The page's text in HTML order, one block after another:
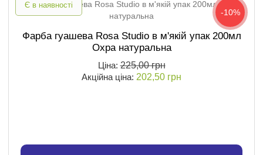
Є в наявності
-10%
Фарба гуашева Rosa Studio в м'якій упак 200мл
Охра натуральна
Ціна:225,00 грн
Акційна ціна: 202,50 грн